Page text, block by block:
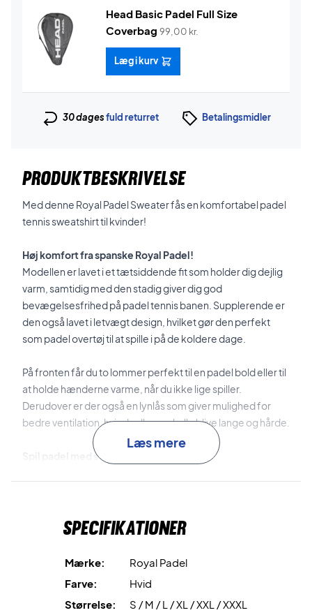
Head Basic Padel Full Size
Coverbag 99,00 kr.
Læg i kurv
30 dagesfuld returret Betalingsmidler
PRODUKTBESKRIVELSE
Med denne Royal Padel Sweater fås en komfortabel padel
tennis sweatshirt til kvinder!
Høj komfort fra spanske Royal Padel!
Modellen er lavet i et tætsiddende fit som holder dig dejlig
varm, samtidig med den stadig giver dig god
bevægelsesfrihed på padel tennis banen. Supplerende er
den også lavet i letvægt design, hvilket gør den perfekt
som padel overtøj til at spille i på de koldere dage.
På fronten får du to lommer perfekt til en padel bold eller til
at holde hænderne varme, når du ikke lige spiller.
Derudover er der også en lynlås som giver mulighed for
bedre ventilation, hvis duellerne skulle blive lange og hårde.
Spil padel med stil!
dominere på banen med stil.
Farve: Hvid med blå.
Læs mere
Specifikationer
Mærke:
Royal Padel
Farve:
Hvid
Størrelse:
S / M / L / XL / XXL / XXXL